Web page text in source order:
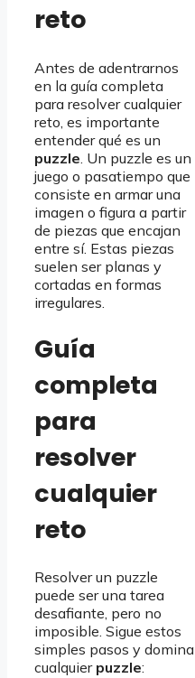
reto
Antes de adentrarnos
en la guía completa
para resolver cualquier
reto, es importante
entender qué es un
puzzle . Un puzzle es un
juego o pasatiempo que
consiste en armar una
imagen o figura a partir
de piezas que encajan
entre sí. Estas piezas
suelen ser planas y
cortadas en formas
irregulares.
Guía
completa
para
resolver
cualquier
reto
Resolver un puzzle
puede ser una tarea
desafiante, pero no
imposible. Sigue estos
simples pasos y domina
cualquier puzzle: